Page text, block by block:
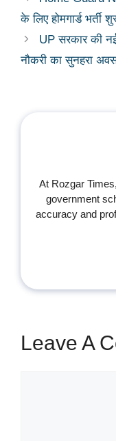
के लिए होमगार्ड
UP सरकार की
नौकरी का सुनहरा
At Rozgar
government
accuracy and
Leave A